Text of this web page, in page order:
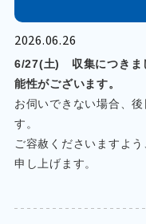
2026.06.26
6/27(土) 収集につきま
能性がございます。
お伺いできない場合、後
す。
ご容赦くださいますよう
申し上げます。